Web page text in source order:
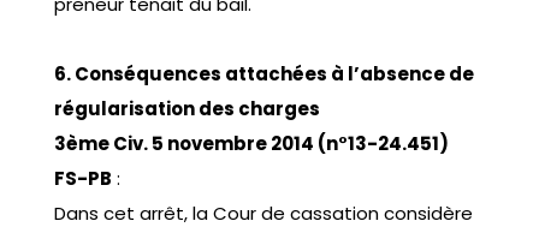
6. Conséquences attachées à l’absence de
régularisation des charges
3ème Civ. 5 novembre 2014 (n°13-24.451)
FS-PB :
Dans cet arrêt, la Cour de cassation considère